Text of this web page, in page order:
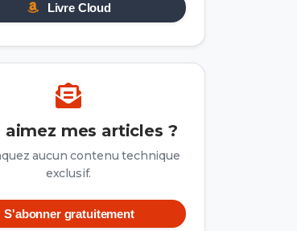
Livre Cloud
aimez mes articles ?
aucun contenu technique
exclusif.
S'abonner gratuitement